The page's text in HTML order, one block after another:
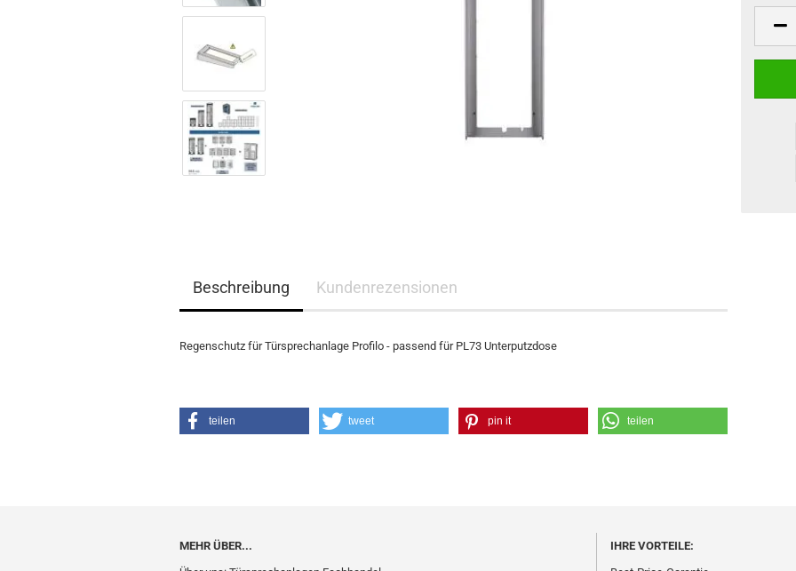
Beschreibung Kundenrezensionen
Regenschutz für Türsprechanlage Profilo - passend für PL73 Unterputzdose
teilen tweet pin it teilen
MEHR ÜBER...
IHRE VORTEILE: